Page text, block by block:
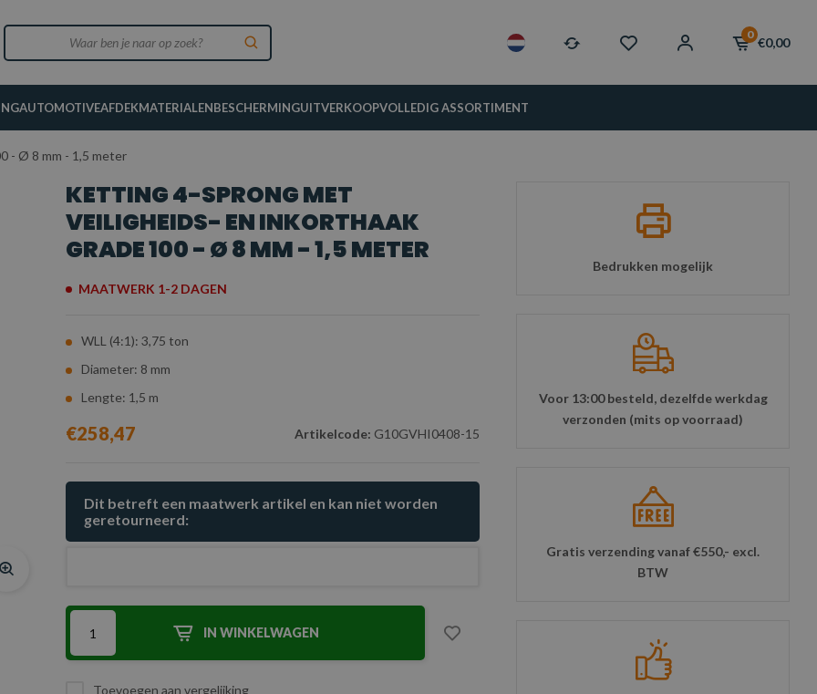
0
€0,00
AUTOMOTIVEAFDEKMATERIALENBESCHERMINGUITVERKOOPVOLLEDIG ASSORTIMENT
- Ø 8 mm - 1,5 meter
KETTING 4-SPRONG MET
VEILIGHEIDS- EN INKORTHAAK
GRADE 100 - Ø 8 MM - 1,5 METER
MAATWERK 1-2 DAGEN
WLL (4:1): 3,75 ton
Diameter: 8 mm
Lengte: 1,5 m
€258,47 Artikelcode: G10GVHI0408-15
Dit betreft een maatwerk artikel en kan niet worden
geretourneerd:
IN WINKELWAGEN
Toevoegen aan vergelijking
Bedrukken mogelijk
Voor 13:00 besteld, dezelfde werkdag
verzonden (mits op voorraad)
Gratis verzending vanaf €550,- excl.
BTW